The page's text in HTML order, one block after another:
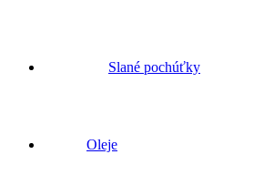
Slané pochúťky
Oleje